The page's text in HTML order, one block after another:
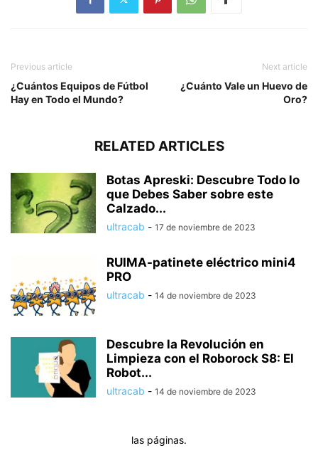
Previous article
¿Cuántos Equipos de Fútbol
Hay en Todo el Mundo?
Next article
¿Cuánto Vale un Huevo de
Oro?
RELATED ARTICLES
Botas Apreski: Descubre Todo lo
que Debes Saber sobre este
Calzado...
ultracab - 17 de noviembre de 2023
RUIMA-patinete eléctrico mini4
PRO
ultracab - 14 de noviembre de 2023
Descubre la Revolución en
Limpieza con el Roborock S8: El
Robot...
ultracab - 14 de noviembre de 2023
las páginas.